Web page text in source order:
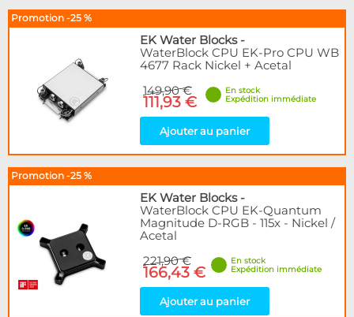
Promotion -25 %
EK Water Blocks-
WaterBlock CPU EK-Pro CPU WB
4677 Rack Nickel + Acetal
149,90 €
111,93 €
En stock
Expédition immédiate
Ajouter au panier
Promotion -25 %
EK Water Blocks-
WaterBlock CPU EK-Quantum
Magnitude D-RGB - 115x - Nickel /
Acetal
221,90 €
166,43 €
En stock
Expédition immédiate
Ajouter au panier